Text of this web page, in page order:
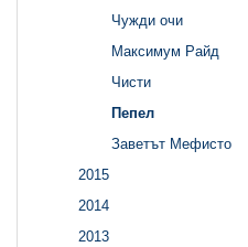
Чужди очи
Максимум Райд
Чисти
Пепел
Заветът Мефисто
2015
2014
2013